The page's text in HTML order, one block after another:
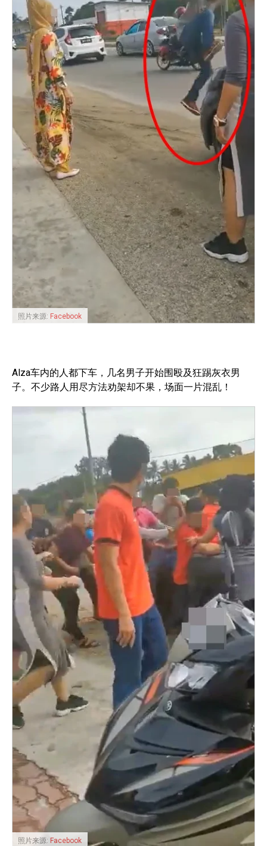
照片来源: Facebook
Alza车内的人都下车，几名男子开始围殴及狂踢灰衣男
子。不少路人用尽方法劝架却不果，场面一片混乱！
照片来源: Facebook